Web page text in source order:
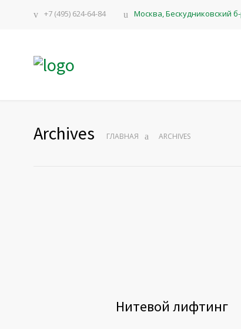
+7 (495) 624-64-84 Москва, Бескудниковский б-
Archives ГЛАВНАЯ ARCHIVES
Нитевой лифтинг